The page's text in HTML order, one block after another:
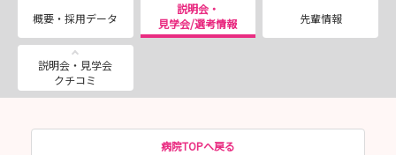
概要・採用データ
説明会・
見学会/選考情報
先輩情報
説明会・見学会
クチコミ
病院TOPへ戻る